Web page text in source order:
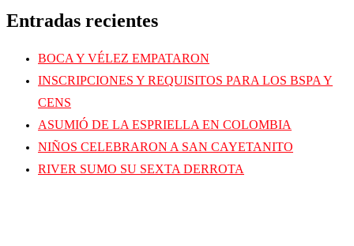
Entradas recientes
BOCA Y VÉLEZ EMPATARON
INSCRIPCIONES Y REQUISITOS PARA LOS BSPA Y
CENS
ASUMIÓ DE LA ESPRIELLA EN COLOMBIA
NIÑOS CELEBRARON A SAN CAYETANITO
RIVER SUMO SU SEXTA DERROTA